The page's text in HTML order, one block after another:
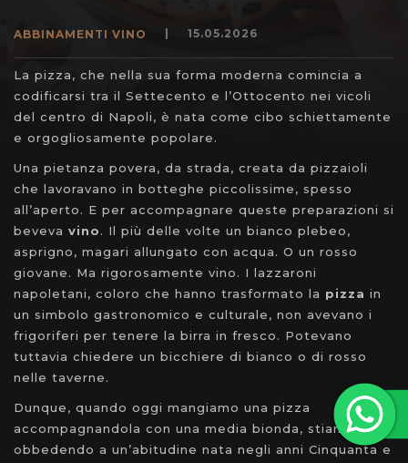
ABBINAMENTI VINO 15.05.2026
La pizza, che nella sua forma moderna comincia a
codificarsi tra il Settecento e l’Ottocento nei vicoli
del centro di Napoli, è nata come cibo schiettamente
e orgogliosamente popolare.
Una pietanza povera, da strada, creata da pizzaioli
che lavoravano in botteghe piccolissime, spesso
all’aperto. E per accompagnare queste preparazioni si
beveva vino. Il più delle volte un bianco plebeo,
asprigno, magari allungato con acqua. O un rosso
giovane. Ma rigorosamente vino. I lazzaroni
napoletani, coloro che hanno trasformato la pizza in
un simbolo gastronomico e culturale, non avevano i
frigoriferi per tenere la birra in fresco. Potevano
tuttavia chiedere un bicchiere di bianco o di rosso
nelle taverne.
Dunque, quando oggi mangiamo una pizza
accompagnandola con una media bionda, stiamo
obbedendo a un’abitudine nata negli anni Cinquanta e